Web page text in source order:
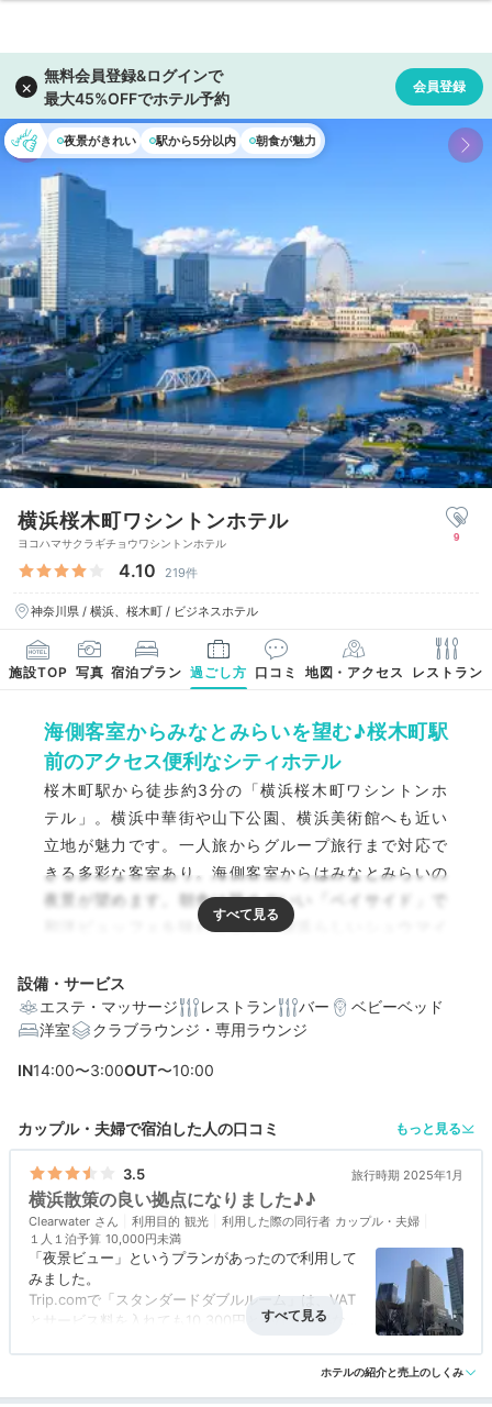
夜景がきれい 駅から5分以内 朝食が魅力
横浜桜木町ワシントンホテル
ヨコハマサクラギチョウワシントンホテル
4.10 219件
神奈川県 / 横浜、桜木町 / ビジネスホテル
9
施設TOP 写真 宿泊プラン 過ごし方 口コミ 地図・アクセス レストラン
海側客室からみなとみらいを望む♪桜木町駅
前のアクセス便利なシティホテル
桜木町駅から徒歩約3分の「横浜桜木町ワシントンホ
テル」。横浜中華街や山下公園、横浜美術館へも近い
立地が魅力です。一人旅からグループ旅行まで対応で
きる多彩な客室あり。海側客室からはみなとみらいの
夜景が望めます。朝食は眺めのいい「ベイサイド」で
和洋ビュッフェを味わえます。横浜らしいシュウマイ
◎
焼売や横浜発祥のナポリタン、シュウマイ。横浜らしさ
満載の朝食
赤レンガ倉庫、横浜ランドマークタワー…。観光に便利な
立地
設備・サービス
エステ・マッサージ
レストラン バー
ベビーベッド
洋室
クラブラウンジ・専用ラウンジ
IN14:00〜3:00OUT〜10:00
カップル・夫婦で宿泊した人の口コミ もっと見る
3.5 旅行時期 2025年1月
横浜散策の良い拠点になりました♪♪
Clearwater 利用目的 観光 利用した際の同行者 カップル・夫婦
１人１泊予算 10,000円未満
「夜景ビュー」というプランがあったので利用して
みました。
Trip.comで「スタンダードダブルルーム」は、VAT
とサービス料を入れても10,300円とかなりお得な
【8,697円】で泊まることができました(^^)・・・
アクセス 5.0 コスパ 3.5 客室 2.5 接客対応 4.0 風呂 3.0
ホテルの紹介と売上のしくみ